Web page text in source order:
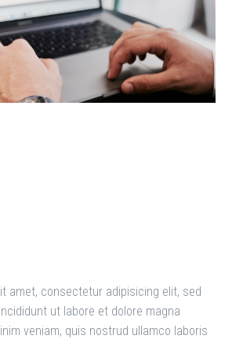
amet, consectetur adipisicing elit, sed
ut labore et dolore magna
veniam, quis nostrud ullamco laboris